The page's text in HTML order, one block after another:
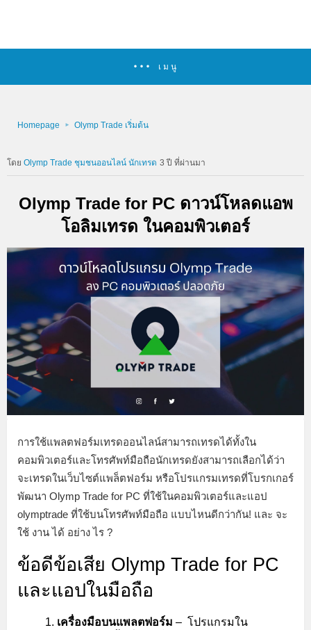
เมนู
Homepage Olymp Trade เริ่มต้น
Olymp Trade ชุมชนออนไลน์ นักเทรด 3 ปี ที่ผ่านมา
Olymp Trade for PC ดาวน์โหลดแอพ
โอลิมเทรด ในคอมพิวเตอร์
การใช้แพลตฟอร์มเทรดออนไลน์สามารถเทรดได้ทั้งใน
คอมพิวเตอร์และโทรศัพท์มือถือนักเทรดยังสามารถเลือกได้ว่า
จะเทรดในเว็บไซต์แพล็ตฟอร์ม หรือโปรแกรมเทรดที่โบรกเกอร์
พัฒนา Olymp Trade for PC ที่ใช้ในคอมพิวเตอร์และแอป
olymptrade ที่ใช้บนโทรศัพท์มือถือ แบบไหนดีกว่ากัน! และ จะ
ใช้ งาน ได้ อย่าง ไร ?
ข้อดีข้อเสีย Olymp Trade for PC
และแอปในมือถือ
เครื่องมือบนแพลตฟอร์ม – โปรแกรมใน